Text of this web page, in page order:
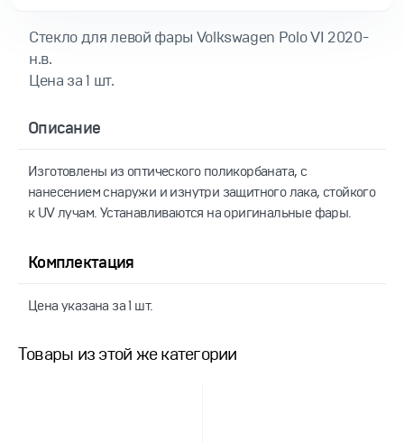
Cтекло для левой фары Volkswagen Polo VI 2020-
н.в.
Цена за 1 шт.
Описание
Изготовлены из оптического поликорбаната, с
нанесением снаружи и изнутри защитного лака, стойкого
к UV лучам. Устанавливаются на оригинальные фары.
Комплектация
Цена указана за 1 шт.
Товары из этой же категории